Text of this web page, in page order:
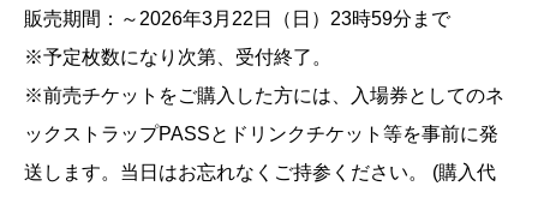
販売期間：～2026年3月22日（日）23時59分まで
※予定枚数になり次第、受付終了。
※前売チケットをご購入した方には、入場券としてのネ
ックストラップPASSとドリンクチケット等を事前に発
送します。当日はお忘れなくご持参ください。 (購入代